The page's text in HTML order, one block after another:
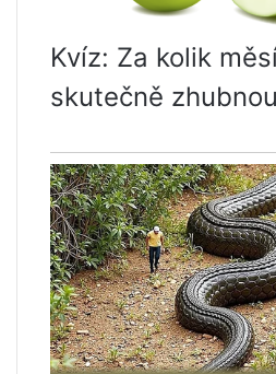
Kvíz: Za kolik
skutečně